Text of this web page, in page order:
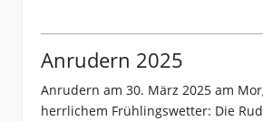
Anrudern 2025
Anrudern am 30. März 2025 am
herrlichem Frühlingswetter: Die